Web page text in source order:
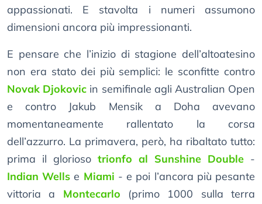
appassionati. E stavolta i numeri assumono
dimensioni ancora più impressionanti.
E pensare che l’inizio di stagione dell’altoatesino
non era stato dei più semplici: le sconfitte contro
Novak Djokovic in semifinale agli Australian Open
e contro Jakub Mensik a Doha avevano
momentaneamente rallentato la corsa
dell’azzurro. La primavera, però, ha ribaltato tutto:
prima il glorioso trionfo al Sunshine Double -
Indian Wells e Miami - e poi l’ancora più pesante
vittoria a Montecarlo (primo 1000 sulla terra